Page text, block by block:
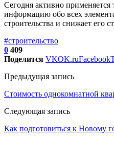
Сегодня активно
информацию обо всех
строительства и снижает его
#строительство
0 409
Поделится VKOK.ruFacebook
Предыдущая запись
Стоимость однокомнатной
Следующая запись
Как подготовиться к Новому